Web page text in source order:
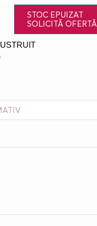
STOC EPUIZAT
SOLICITĂ OFERTĂ